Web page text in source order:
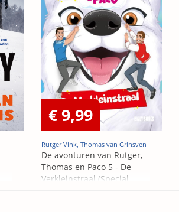
€ 9,99
Rutger Vink, Thomas van Grinsven
De avonturen van Rutger,
Thomas en Paco 5 - De
Verkleinstraal (Special